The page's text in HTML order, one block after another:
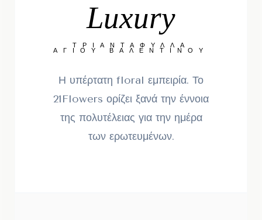
Luxury
ΤΡΙΑΝΤΆΦΥΛΛΑ
ΑΓΊΟΥ ΒΑΛΕΝΤΊΝΟΥ
Η υπέρτατη floral εμπειρία. Το
21Flowers ορίζει ξανά την έννοια
της πολυτέλειας για την ημέρα
των ερωτευμένων.